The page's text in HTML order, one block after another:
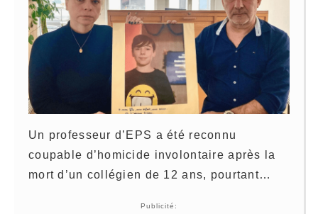
Un professeur d’EPS a été reconnu
coupable d’homicide involontaire après la
mort d’un collégien de 12 ans, pourtant…
Publicité: